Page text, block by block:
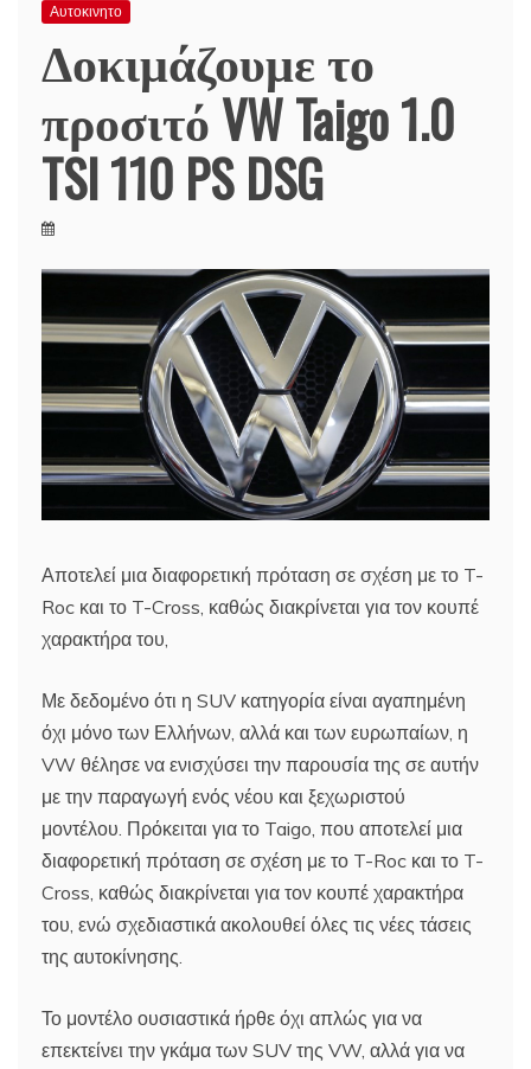
Αυτοκινητο
Δοκιμάζουμε το
προσιτό VW Taigo 1.0
TSI 110 PS DSG
Αποτελεί μια διαφορετική πρόταση σε σχέση με το T-
Roc και το T-Cross, καθώς διακρίνεται για τον κουπέ
χαρακτήρα του,
Με δεδομένο ότι η SUV κατηγορία είναι αγαπημένη
όχι μόνο των Ελλήνων, αλλά και των ευρωπαίων, η
VW θέλησε να ενισχύσει την παρουσία της σε αυτήν
με την παραγωγή ενός νέου και ξεχωριστού
μοντέλου. Πρόκειται για το Taigo, που αποτελεί μια
διαφορετική πρόταση σε σχέση με το T-Roc και το T-
Cross, καθώς διακρίνεται για τον κουπέ χαρακτήρα
του, ενώ σχεδιαστικά ακολουθεί όλες τις νέες τάσεις
της αυτοκίνησης.
Το μοντέλο ουσιαστικά ήρθε όχι απλώς για να
επεκτείνει την γκάμα των SUV της VW, αλλά για να